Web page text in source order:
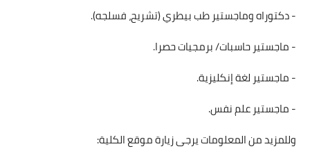
- دكتوراه وماجستير طب بيطري (تشريح، فسلجه).
- ماجستير حاسبات/ برمجيات حصرا.
- ماجستير لغة إنكليزية.
- ماجستير علم نفس.
وللمزيد من المعلومات يرجى زيارة موقع الكلية: